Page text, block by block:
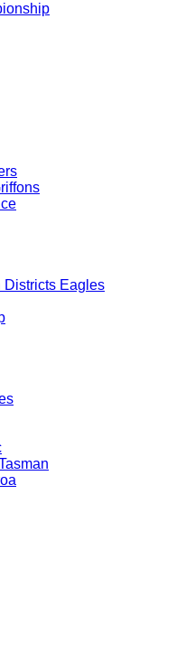
Districts Eagles